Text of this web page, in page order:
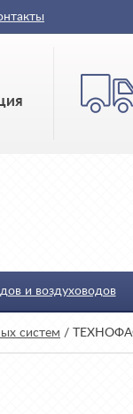
и воздуховодов
систем /